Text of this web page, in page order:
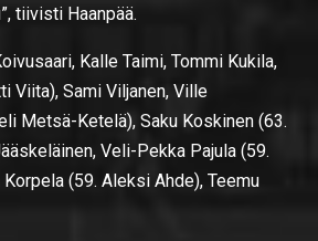
tiivisti Haanpää.
Kalle Taimi, Tommi Kukila,
Viita), Sami Viljanen, Ville
Metsä-Ketelä), Saku Koskinen (63.
Veli-Pekka Pajula (59.
(59. Aleksi Ahde), Teemu